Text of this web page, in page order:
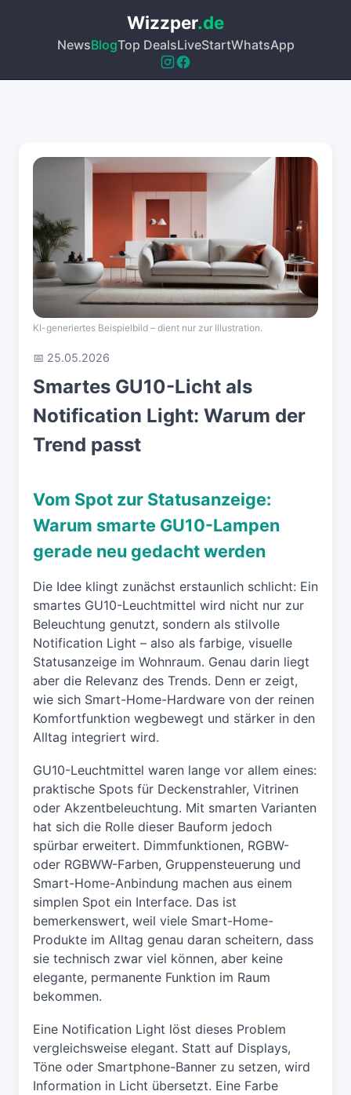
Wizzper.de
NewsBlogTop DealsLiveStartWhatsApp
KI-generiertes Beispielbild – dient nur zur Illustration.
📅 25.05.2026
Smartes GU10-Licht als
Notification Light: Warum der
Trend passt
Vom Spot zur Statusanzeige:
Warum smarte GU10-Lampen
gerade neu gedacht werden
Die Idee klingt zunächst erstaunlich schlicht: Ein
smartes GU10-Leuchtmittel wird nicht nur zur
Beleuchtung genutzt, sondern als stilvolle
Notification Light – also als farbige, visuelle
Statusanzeige im Wohnraum. Genau darin liegt
aber die Relevanz des Trends. Denn er zeigt,
wie sich Smart-Home-Hardware von der reinen
Komfortfunktion wegbewegt und stärker in den
Alltag integriert wird.
GU10-Leuchtmittel waren lange vor allem eines:
praktische Spots für Deckenstrahler, Vitrinen
oder Akzentbeleuchtung. Mit smarten Varianten
hat sich die Rolle dieser Bauform jedoch
spürbar erweitert. Dimmfunktionen, RGBW-
oder RGBWW-Farben, Gruppensteuerung und
Smart-Home-Anbindung machen aus einem
simplen Spot ein Interface. Das ist
bemerkenswert, weil viele Smart-Home-
Produkte im Alltag genau daran scheitern, dass
sie technisch zwar viel können, aber keine
elegante, permanente Funktion im Raum
bekommen.
Eine Notification Light löst dieses Problem
vergleichsweise elegant. Statt auf Displays,
Töne oder Smartphone-Banner zu setzen, wird
Information in Licht übersetzt. Eine Farbe